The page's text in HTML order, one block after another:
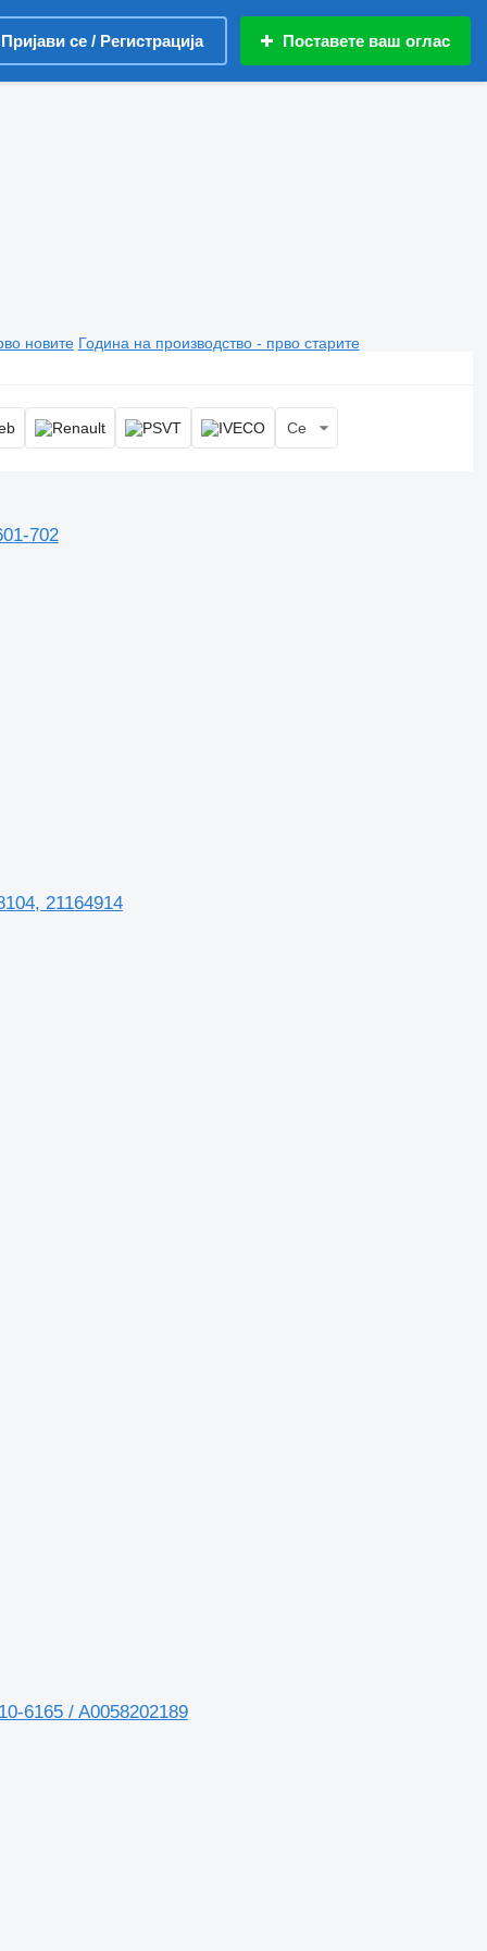
Пријави се / Регистрација Поставете ваш оглас
новите Година на производство - прво старите
Се
702
21164914
6165 / A0058202189